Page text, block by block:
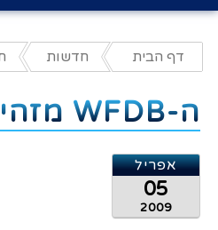
דף הבית חדשות
ה-WFDB מזהירה מפני יהלומים מזימבובאה
אפריל
05
2009